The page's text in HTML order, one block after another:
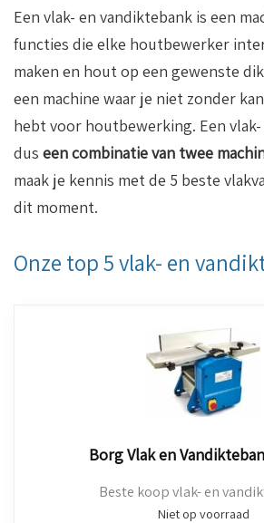
Een vlak- en vandiktebank is een
functies die elke houtbewerker
maken en hout op een gewenste
een machine waar je niet zonder
hebt voor houtbewerking. Een
dus een combinatie van twee
maak je kennis met de 5 beste
dit moment.
Onze top 5 vlak- en
Borg Vlak en
Beste koop vlak- en
Niet op voorraad